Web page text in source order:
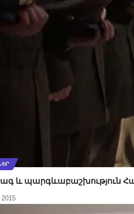
և պարգևաբաշխություն